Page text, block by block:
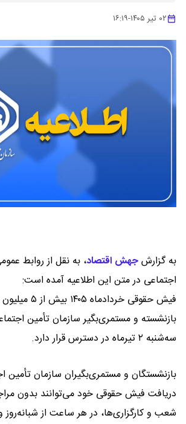
۰۲ تیر ۱۴۰۵ -۱۶:۱۹
به گزارشجهش اقتصاد، به نقل از روابط
اجتماعی در متن این اطلاعیه آمده است:
بازنشسته و مستمری‌بگیر سازمان تأمین
سه‌‎شنبه ۲ تیرماه در دسترس قرار دارد.
بازنشستگان و مستمری‌بگیران سازمان تأمین
دریافت فیش حقوقی خود می‌توانند بدون
شعب و کارگزاری‌ها، در هر ساعت از شبانه‌روز